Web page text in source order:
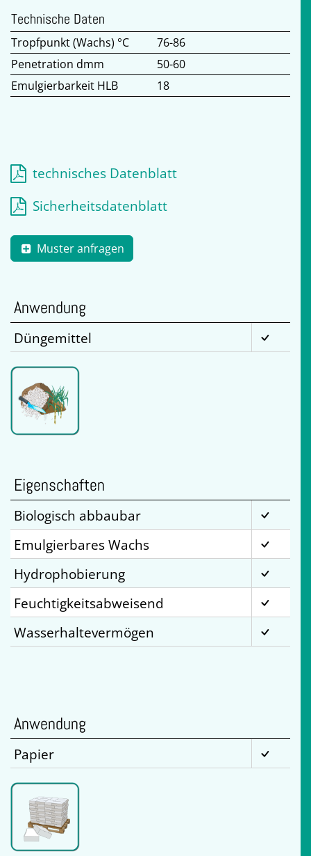
Technische Daten
Tropfpunkt (Wachs) °C
76-86
Penetration dmm
50-60
Emulgierbarkeit HLB
18
technisches Datenblatt
Sicherheitsdatenblatt
Muster anfragen
Anwendung
Düngemittel
Eigenschaften
Biologisch abbaubar
Emulgierbares Wachs
Hydrophobierung
Feuchtigkeitsabweisend
Wasserhaltevermögen
Anwendung
Papier